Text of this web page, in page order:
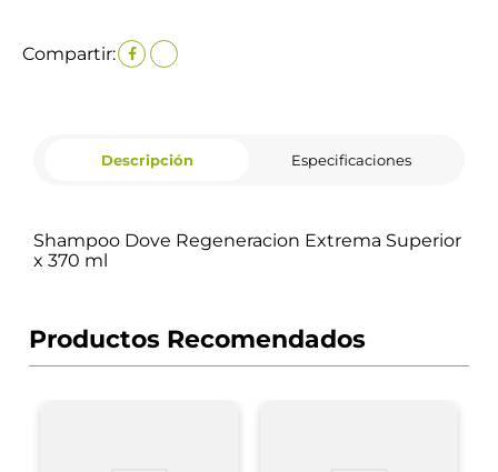
Compartir:
Descripción Especificaciones
Shampoo Dove Regeneracion Extrema Superior
x 370 ml
Productos Recomendados